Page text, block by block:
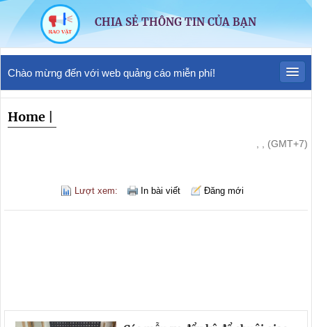
CHIA SẺ THÔNG TIN CỦA BẠN
Chào mừng đến với web quảng cáo miễn phí!
Home
, , (GMT+7)
Lượt xem: In bài viết Đăng mới